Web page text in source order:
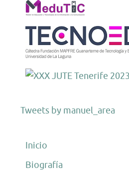
Tweets by manuel_area
Inicio
Biografía